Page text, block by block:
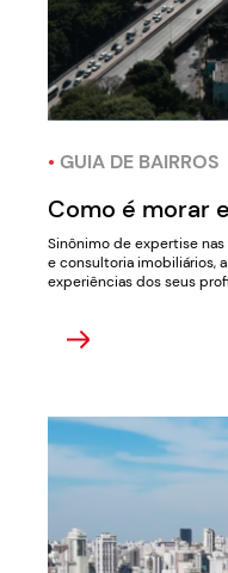
• GUIA DE BAIRROS
Como é morar
Sinônimo de expertise
e consultoria imobiliários,
experiências dos seus